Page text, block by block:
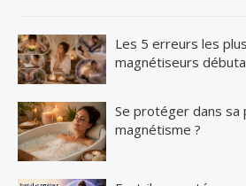
Les 5 erreurs les
magnétiseurs
Se protéger dans sa
magnétisme ?